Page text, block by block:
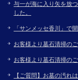
与一が海に入り矢を放
した。
「サンメッセ香川」で
お客様より墓石清掃の
お客様より墓石清掃の
【ご質問】お墓の汚れ